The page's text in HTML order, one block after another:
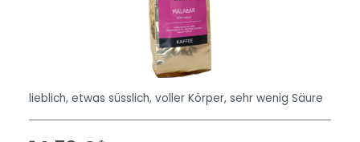
lieblich, etwas süsslich, voller Körper, sehr wenig Säure